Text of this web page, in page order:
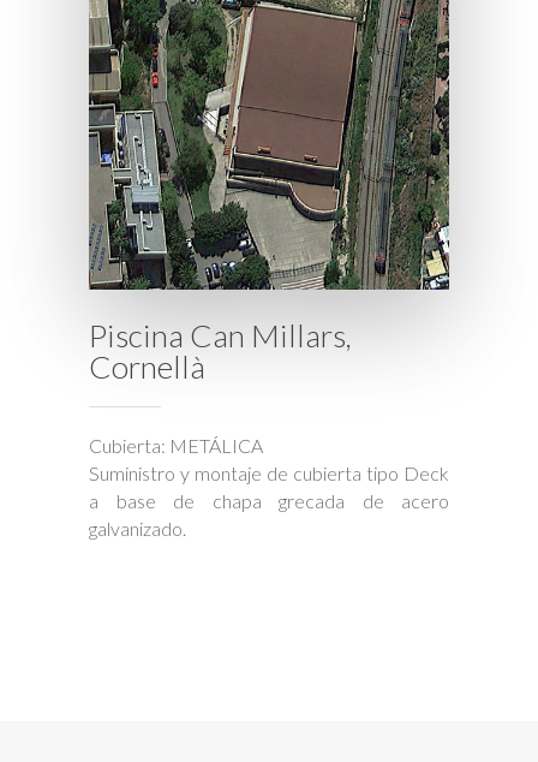
Piscina Can Millars,
Cornellà
Cubierta: METÁLICA
Suministro y montaje de cubierta tipo Deck
a base de chapa grecada de acero
galvanizado.